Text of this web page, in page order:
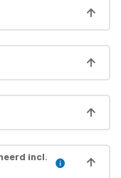
incl.